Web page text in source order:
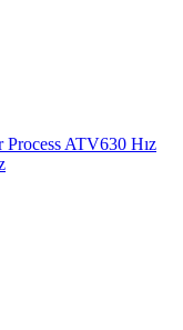
ATV630 Hız